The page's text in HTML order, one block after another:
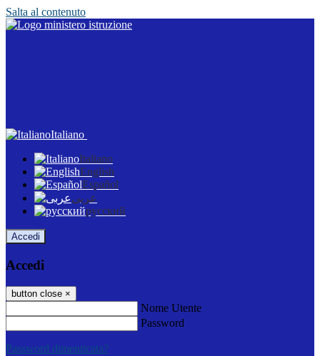
Salta al contenuto
Italiano
Italiano
English
Español
عربى
русский
Accedi
Accedi
button close ×
Nome Utente
Password
Password dimenticata?